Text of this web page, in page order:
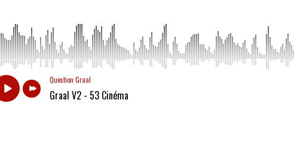
Question Graal
Graal V2 - 53 Cinéma